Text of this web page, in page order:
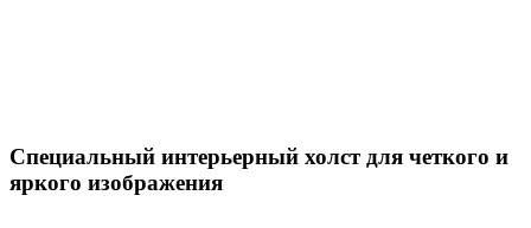
Специальный интерьерный холст для четкого и
яркого изображения